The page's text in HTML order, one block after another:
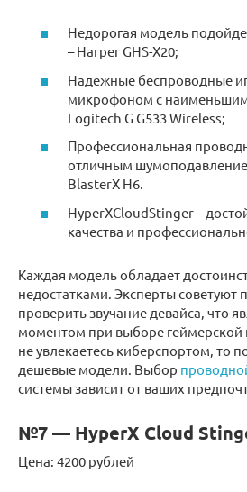
Недорогая модель
– Harper GHS-X20;
Надежные беспроводные
микрофоном с
Logitech G G533 Wireless;
Профессиональная
отличным
BlasterX H6.
HyperXCloudStinger –
качества и
Каждая модель обладает
недостатками. Эксперты советуют
проверить звучание девайса, что
моментом при выборе геймерской
не увлекаетесь киберспортом, то
дешевые модели. Выбор
системы зависит от ваших
№7 — HyperX Cloud
Цена: 4200 рублей